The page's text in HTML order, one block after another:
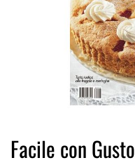
all'inizio
Facile con Gusto